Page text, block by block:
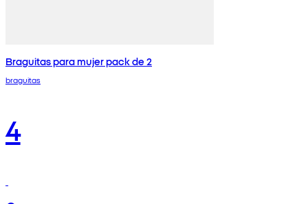
Braguitas para mujer pack de 2
braguitas
4